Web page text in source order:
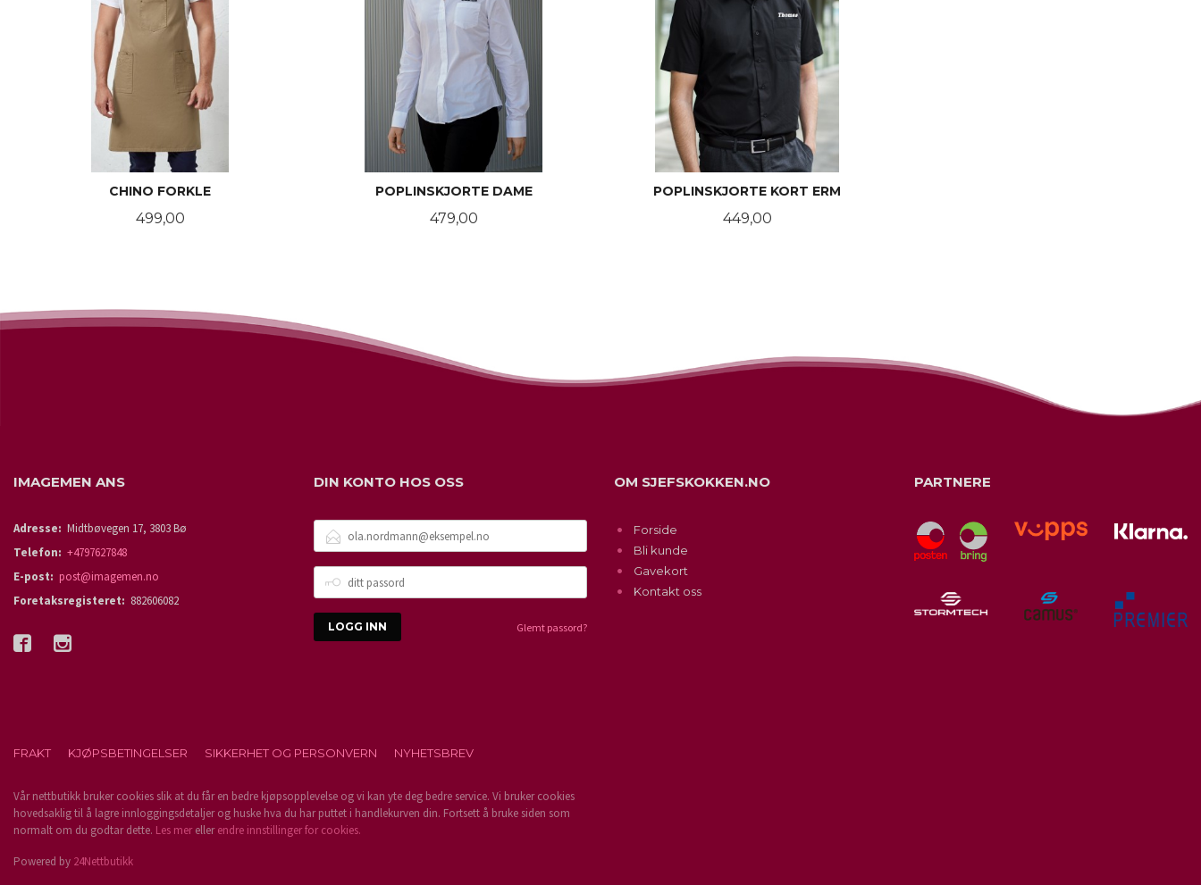
CHINO FORKLE
Pris
499,00
POPLINSKJORTE DAME
Pris
479,00
POPLINSKJORTE KORT ERM
Pris
449,00
IMAGEMEN ANS
Adresse: Midtbøvegen 17, 3803 Bø
Telefon: +4797627848
E-post: post@imagemen.no
Foretaksregisteret: 882606082
DIN KONTO HOS OSS
POSTADRESSE
PASSORD
Glemt passord?
OM SJEFSKOKKEN.NO
Forside
Bli kunde
Gavekort
Kontakt oss
PARTNERE
FRAKT KJØPSBETINGELSER SIKKERHET OG PERSONVERN NYHETSBREV
Vår nettbutikk bruker cookies slik at du får en bedre kjøpsopplevelse og vi kan yte deg bedre service. Vi bruker cookies
hovedsaklig til å lagre innloggingsdetaljer og huske hva du har puttet i handlekurven din. Fortsett å bruke siden som
normalt om du godtar dette. Les mer ellerendre innstillinger for cookies.
Powered by 24Nettbutikk